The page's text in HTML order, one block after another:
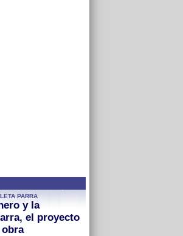
PARRA
y la
el proyecto